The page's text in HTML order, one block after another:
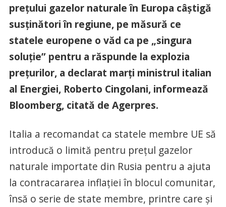
preţului gazelor naturale în Europa câştigă
susţinători în regiune, pe măsură ce
statele europene o văd ca pe „singura
soluţie” pentru a răspunde la explozia
preţurilor, a declarat marţi ministrul italian
al Energiei, Roberto Cingolani, informează
Bloomberg, citată de Agerpres.
Italia a recomandat ca statele membre UE să
introducă o limită pentru preţul gazelor
naturale importate din Rusia pentru a ajuta
la contracararea inflaţiei în blocul comunitar,
însă o serie de state membre, printre care şi